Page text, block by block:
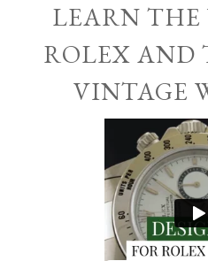
LEARN THE
ROLEX AND
VINTAGE